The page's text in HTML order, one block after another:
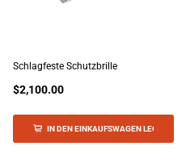
Schlagfeste Schutzbrille
$2,100.00
IN DEN EINKAUFSWAGEN LEGEN